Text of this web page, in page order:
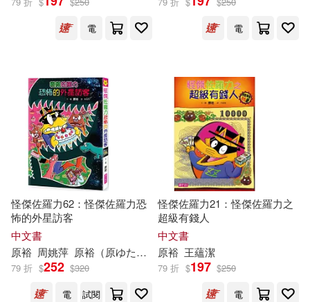
電
電
怪傑佐羅力62：怪傑佐羅力恐
怖的外星訪客
中文書
原裕 周姚萍 原裕 （原ゆたか）
79 折 $252 $320
電
試閱
怪傑佐羅力21：怪傑佐羅力之
超級有錢人
中文書
原裕 王蘊潔
79 折 $197 $250
電